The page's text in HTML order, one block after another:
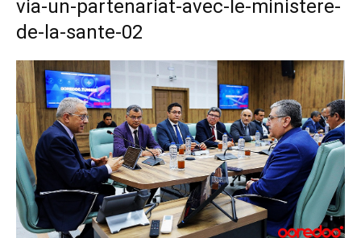
via-un-partenariat-avec-le-ministere-
de-la-sante-02